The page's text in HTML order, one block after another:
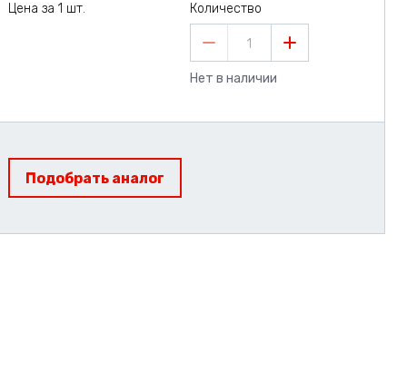
Цена за 1 шт. Количество
1
Нет в наличии
Подобрать аналог